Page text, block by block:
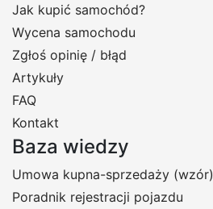
Jak kupić samochód?
Wycena samochodu
Zgłoś opinię / błąd
Artykuły
FAQ
Kontakt
Baza wiedzy
Umowa kupna-sprzedaży (wzór)
Poradnik rejestracji pojazdu